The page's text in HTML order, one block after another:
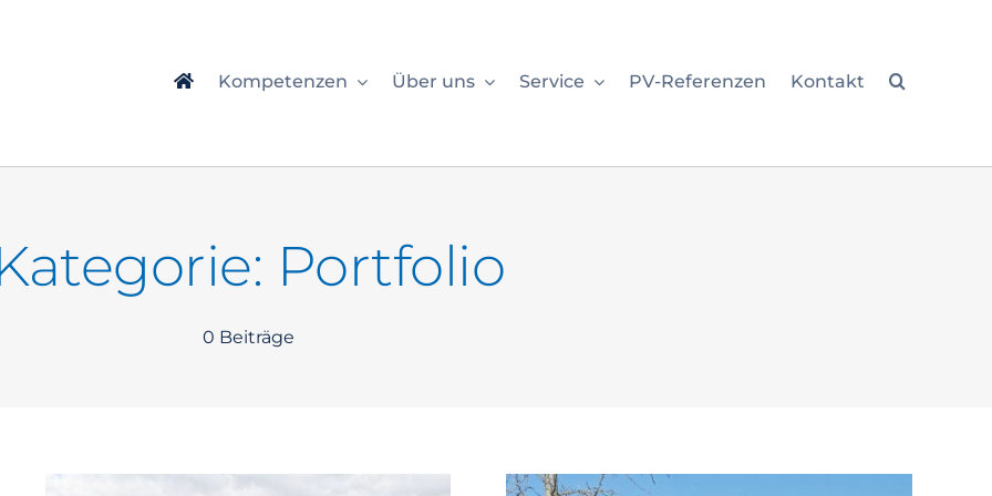
Kompetenzen Über uns Service PV-Referenzen Kontakt
Portfolio
0 Beiträge